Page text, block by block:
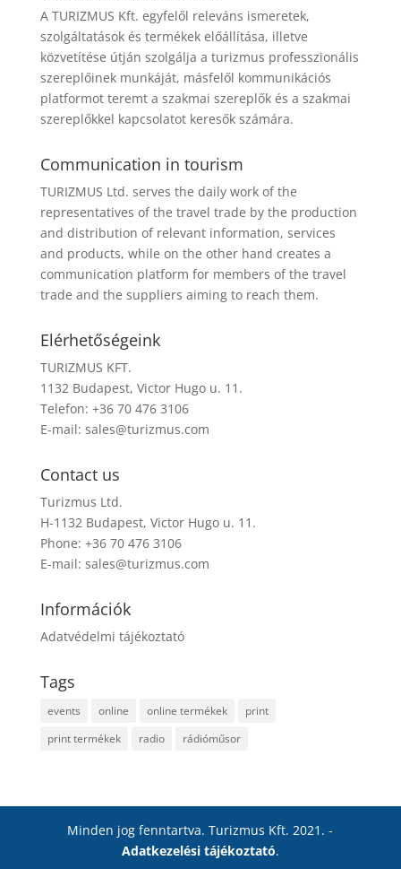
A TURIZMUS Kft. egyfelől releváns ismeretek,
szolgáltatások és termékek előállítása, illetve
közvetítése útján szolgálja a turizmus professzionális
szereplőinek munkáját, másfelől kommunikációs
platformot teremt a szakmai szereplők és a szakmai
szereplőkkel kapcsolatot keresők számára.
Communication in tourism
TURIZMUS Ltd. serves the daily work of the
representatives of the travel trade by the production
and distribution of relevant information, services
and products, while on the other hand creates a
communication platform for members of the travel
trade and the suppliers aiming to reach them.
Elérhetőségeink
TURIZMUS KFT.
1132 Budapest, Victor Hugo u. 11.
Telefon: +36 70 476 3106
E-mail: sales@turizmus.com
Contact us
Turizmus Ltd.
H-1132 Budapest, Victor Hugo u. 11.
Phone: +36 70 476 3106
E-mail: sales@turizmus.com
Információk
Adatvédelmi tájékoztató
Tags
events online online termékek
print
print termékek
radio rádióműsor
Minden jog fenntartva. Turizmus Kft. 2021. -
Adatkezelési tájékoztató.